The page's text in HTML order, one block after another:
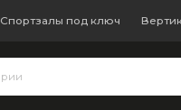
Спортзалы под ключ